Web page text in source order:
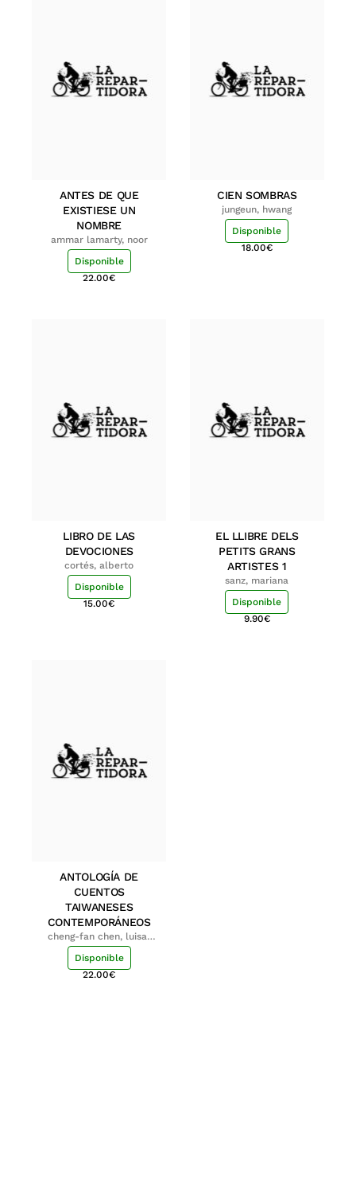
ANTES DE QUE
EXISTIESE UN
NOMBRE
ammar lamarty, noor
Disponible
22.00€
CIEN SOMBRAS
jungeun, hwang
Disponible
18.00€
LIBRO DE LAS
DEVOCIONES
cortés, alberto
Disponible
15.00€
EL LLIBRE DELS
PETITS GRANS
ARTISTES 1
sanz, mariana
Disponible
9.90€
ANTOLOGÍA DE
CUENTOS
TAIWANESES
CONTEMPORÁNEOS
cheng-fan chen, luisa;
shu-ying chang, luisa
Disponible
22.00€